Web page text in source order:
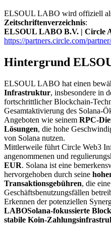
ELSOUL LABO wird offiziell
Zeitschriftenverzeichnis:
ELSOUL LABO B.V. | Circle
https://partners.circle.com/
Hintergrund
ELSOUL LABO hat einen
Infrastruktur, insbesondere in
fortschrittlicher Blockchain-
Gesamtaktivierung des Solana-
Angeboten wie seinem RPC-
Lösungen, die hohe
von Solana nutzen.
Mittlerweile führt Circle Web3
angenommenen und
EUR. Solana ist eine
hervorgehoben durch seine
Transaktionsgebühren, die
Geschäftsbenutzungsfällen
Erkennen der potenziellen
LABOSolana-fokussierte
stabile Koin-